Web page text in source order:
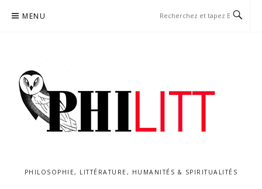
MENU
PHILOSOPHIE, LITTÉRATURE, HUMANITÉS & SPIRITUALITÉS